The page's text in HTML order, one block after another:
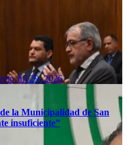
Jul 29, 2026
la Municipalidad de San
insuficiente”